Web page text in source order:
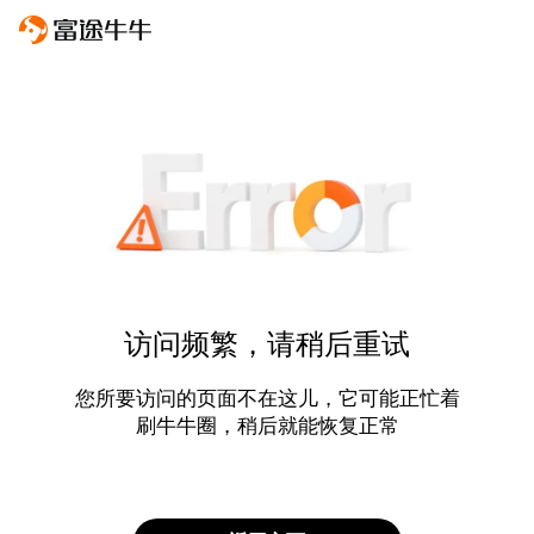
访问频繁，请稍后重试
您所要访问的页面不在这儿，它可能正忙着
刷牛牛圈，稍后就能恢复正常